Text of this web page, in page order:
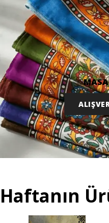
Haftanın